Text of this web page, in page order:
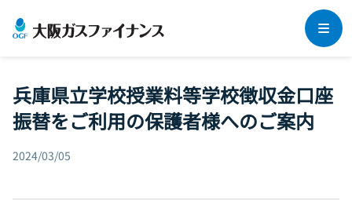
事業領域
社長メッセージ
法人のお客さま
法人向けリース
法人保険
個人のお客さま
集合住宅オーナーさま・管理組合さま
兵庫県立学校授業料等学校徴収金口座
振替をご利用の保護者様へのご案内
2024/03/05